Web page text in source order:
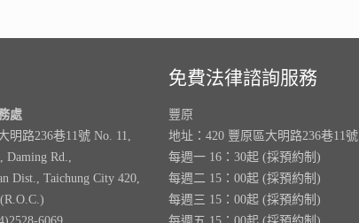
處
明路236巷11號 No. 11,
Daming Rd.,
Dist., Taichung City 420,
免費法律諮詢服務
豐原
地址：420 豐原區大明路236巷11號
每週一 16：30起 (採預約制)
每週二 15：00起 (採預約制)
每週三 15：00起 (採預約制)